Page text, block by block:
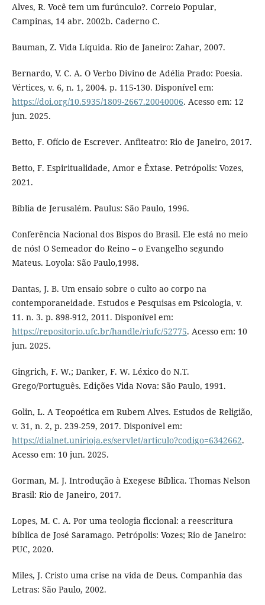
Alves, R. Você tem um furúnculo?. Correio Popular,
Campinas, 14 abr. 2002b. Caderno C.
Bauman, Z. Vida Líquida. Rio de Janeiro: Zahar, 2007.
Bernardo, V. C. A. O Verbo Divino de Adélia Prado: Poesia.
Vértices, v. 6, n. 1, 2004. p. 115-130. Disponível em:
https://doi.org/10.5935/1809-2667.20040006. Acesso em: 12
jun. 2025.
Betto, F. Ofício de Escrever. Anfiteatro: Rio de Janeiro, 2017.
Betto, F. Espiritualidade, Amor e Êxtase. Petrópolis: Vozes,
2021.
Bíblia de Jerusalém. Paulus: São Paulo, 1996.
Conferência Nacional dos Bispos do Brasil. Ele está no meio
de nós! O Semeador do Reino – o Evangelho segundo
Mateus. Loyola: São Paulo,1998.
Dantas, J. B. Um ensaio sobre o culto ao corpo na
contemporaneidade. Estudos e Pesquisas em Psicologia, v.
11. n. 3. p. 898-912, 2011. Disponível em:
https://repositorio.ufc.br/handle/riufc/52775. Acesso em: 10
jun. 2025.
Gingrich, F. W.; Danker, F. W. Léxico do N.T.
Grego/Português. Edições Vida Nova: São Paulo, 1991.
Golin, L. A Teopoética em Rubem Alves. Estudos de Religião,
v. 31, n. 2, p. 239-259, 2017. Disponível em:
https://dialnet.unirioja.es/servlet/articulo?codigo=6342662.
Acesso em: 10 jun. 2025.
Gorman, M. J. Introdução à Exegese Bíblica. Thomas Nelson
Brasil: Rio de Janeiro, 2017.
Lopes, M. C. A. Por uma teologia ficcional: a reescritura
bíblica de José Saramago. Petrópolis: Vozes; Rio de Janeiro:
PUC, 2020.
Miles, J. Cristo uma crise na vida de Deus. Companhia das
Letras: São Paulo, 2002.